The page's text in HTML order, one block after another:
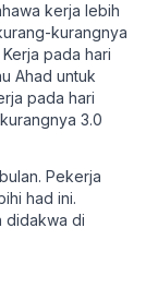
kerja lebih
kurangnya
pada hari
Ahad untuk
pada hari
3.0
Pekerja
had ini.
didakwa di